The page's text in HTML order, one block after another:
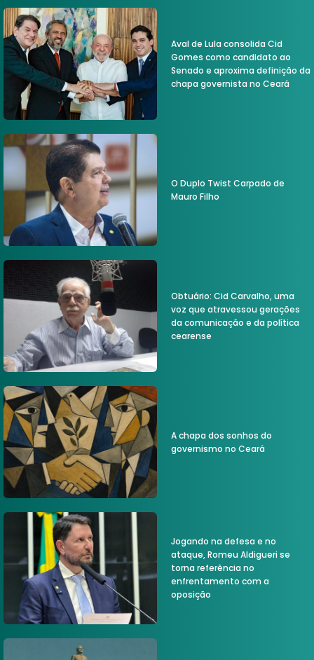
Aval de Lula consolida Cid
Gomes como candidato ao
Senado e aproxima definição da
chapa governista no Ceará
O Duplo Twist Carpado de
Mauro Filho
Obtuário: Cid Carvalho, uma
voz que atravessou gerações
da comunicação e da política
cearense
A chapa dos sonhos do
governismo no Ceará
Jogando na defesa e no
ataque, Romeu Aldigueri se
torna referência no
enfrentamento com a
oposição